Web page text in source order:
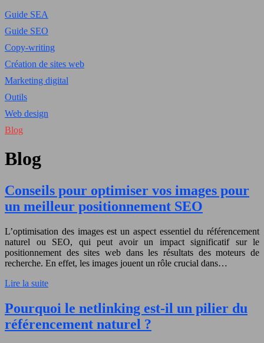
Guide SEA
Guide SEO
Copy-writing
Création de sites web
Marketing digital
Outils
Web design
Blog
Blog
Conseils pour optimiser vos images pour
un meilleur positionnement SEO
L’optimisation des images est un aspect essentiel du référencement
naturel ou SEO, qui peut avoir un impact significatif sur le
positionnement des sites web dans les résultats des moteurs de
recherche. En effet, les images jouent un rôle crucial dans…
Lire la suite
Pourquoi le netlinking est-il un pilier du
référencement naturel ?